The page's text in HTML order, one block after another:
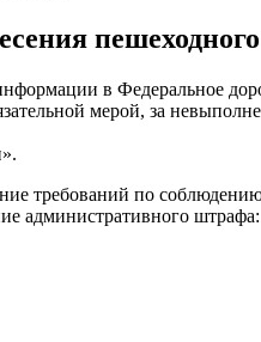
в Федеральное
мерой, за
требований по
административного штрафа: